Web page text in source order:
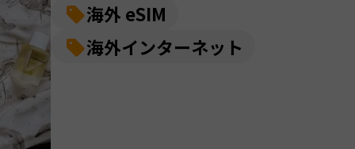
海外 eSIM
海外インターネット